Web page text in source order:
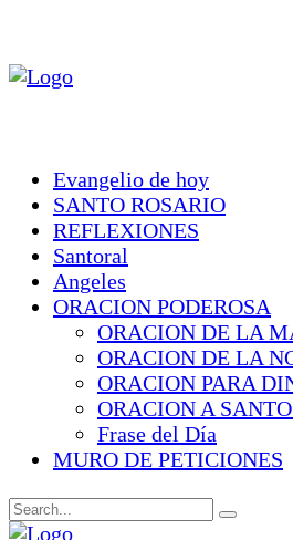
Evangelio de hoy
SANTO ROSARIO
REFLEXIONES
Santoral
Angeles
ORACION PODEROSA
ORACION DE LA
ORACION DE LA
ORACION PARA
ORACION A
Frase del Día
MURO DE PETICIONES